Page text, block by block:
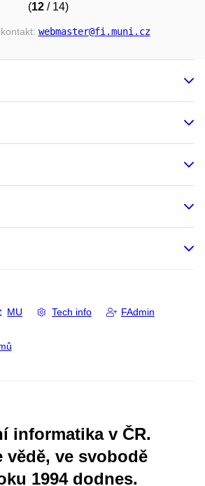
(12 / 14)
webmaster@fi.muni.cz
MU Tech info FAdmin
informatika v ČR.
vědě, ve svobodě
1994 dodnes.